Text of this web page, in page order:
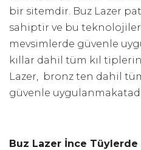
bir sitemdir. Buz Lazer
sahiptir ve bu
mevsimlerde güvenle
kıllar dahil tüm kıl
Lazer, bronz ten dahil
güvenle
Buz Lazer İnce Tüylerde